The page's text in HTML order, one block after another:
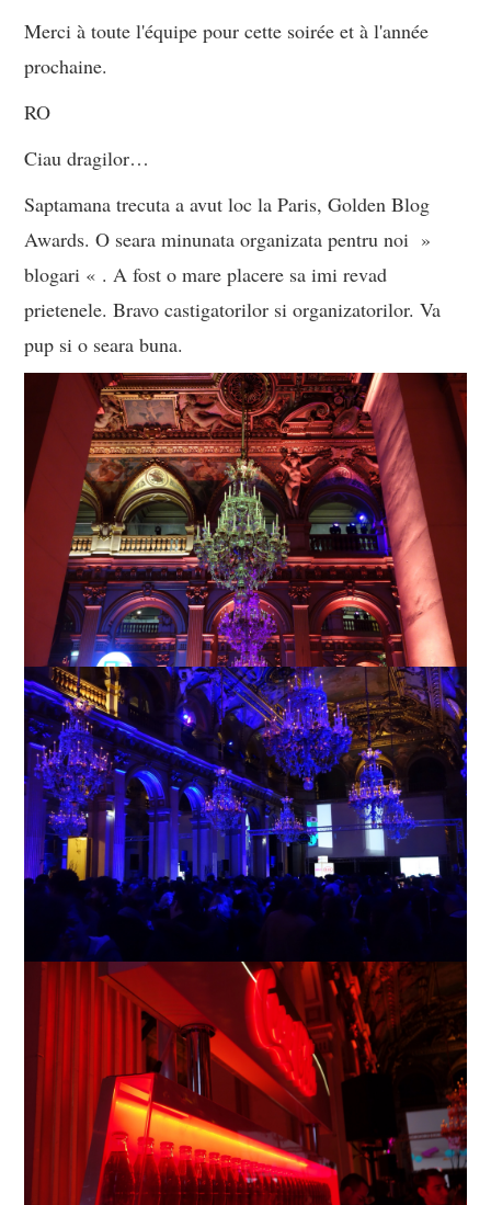
Merci à toute l'équipe pour cette soirée et à l'année
prochaine.
RO
Ciau dragilor…
Saptamana trecuta a avut loc la Paris, Golden Blog
Awards. O seara minunata organizata pentru noi »
blogari « . A fost o mare placere sa imi revad
prietenele. Bravo castigatorilor si organizatorilor. Va
pup si o seara buna.